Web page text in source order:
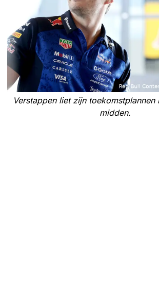
Verstappen liet zijn toekomstplannen
midden.